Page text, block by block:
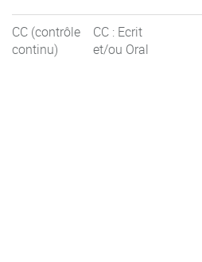
CC (contrôle
continu)
CC : Ecrit
et/ou Oral